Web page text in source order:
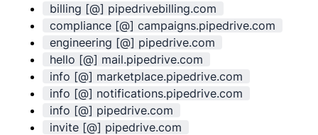
billing [@] pipedrivebilling.com
compliance [@] campaigns.pipedrive.com
engineering [@] pipedrive.com
hello [@] mail.pipedrive.com
info [@] marketplace.pipedrive.com
info [@] notifications.pipedrive.com
info [@] pipedrive.com
invite [@] pipedrive.com